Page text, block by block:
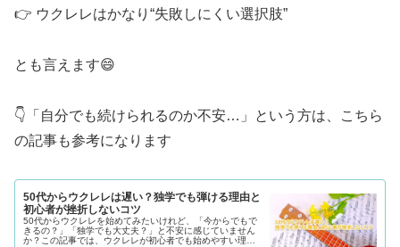
👉 ウクレレはかなり“失敗しにくい選択肢”
とも言えます😄
👇「自分でも続けられるのか不安…」という方は、こちら
の記事も参考になります
50代からウクレレは遅い？独学でも弾ける理由と
初心者が挫折しないコツ
50代からウクレレを始めてみたいけれど、「今からでもで
きるの？」「独学でも大丈夫？」と不安に感じていません
か？この記事では、ウクレレが初心者でも始めやすい理由